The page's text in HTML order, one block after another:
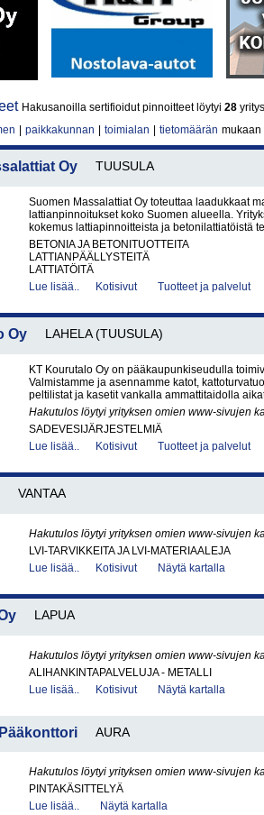
Hakusanoilla sertifioidut pinnoitteet löytyi 28
paikkakunnan toimialan tietomäärän mukaan
Oy TUUSULA
Suomen Massalattiat Oy toteuttaa laadukkaat
lattianpinnoitukset koko Suomen alueella.
kokemus lattiapinnoitteista ja betonilattiatöistä
BETONIA JA BETONITUOTTEITA
LATTIANPÄÄLLYSTEITÄ
LATTIATÖITÄ
Lue lisää..
Kotisivut Tuotteet ja palvelut
Oy LAHELA (TUUSULA)
KT Kourutalo Oy on pääkaupunkiseudulla
Valmistamme ja asennamme katot,
peltilistat ja kasetit vankalla ammattitaidolla
Hakutulos löytyi yrityksen omien www-sivujen
SADEVESIJÄRJESTELMIÄ
Lue lisää..
Kotisivut Tuotteet ja palvelut
VANTAA
Hakutulos löytyi yrityksen omien www-sivujen
LVI-TARVIKKEITA JA LVI-MATERIAALEJA
Lue lisää..
Kotisivut Näytä kartalla
LAPUA
Hakutulos löytyi yrityksen omien www-sivujen
ALIHANKINTAPALVELUJA - METALLI
Lue lisää..
Kotisivut Näytä kartalla
AURA
Hakutulos löytyi yrityksen omien www-sivujen
PINTAKÄSITTELYÄ
Lue lisää..
Näytä kartalla